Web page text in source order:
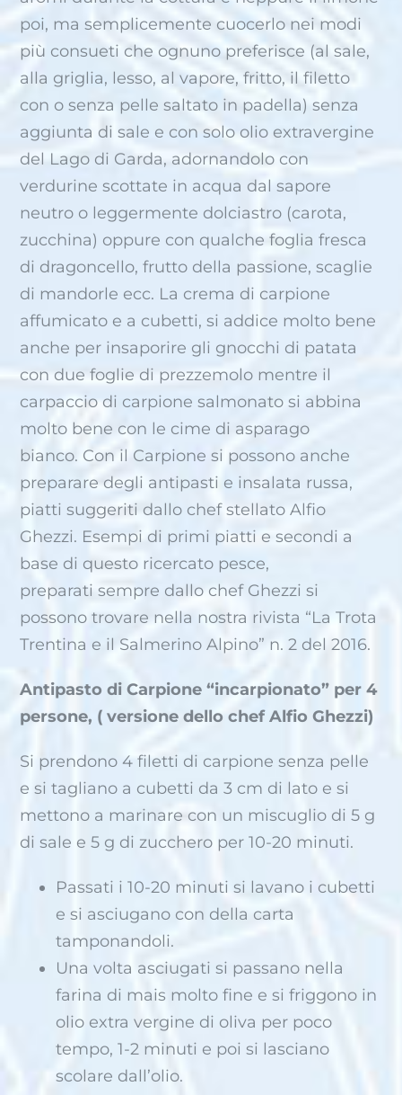
poi, ma semplicemente cuocerlo nei modi
più consueti che ognuno preferisce (al sale,
alla griglia, lesso, al vapore, fritto, il filetto
con o senza pelle saltato in padella) senza
aggiunta di sale e con solo olio extravergine
del Lago di Garda, adornandolo con
verdurine scottate in acqua dal sapore
neutro o leggermente dolciastro (carota,
zucchina) oppure con qualche foglia fresca
di dragoncello, frutto della passione, scaglie
di mandorle ecc. La crema di carpione
affumicato e a cubetti, si addice molto bene
anche per insaporire gli gnocchi di patata
con due foglie di prezzemolo mentre il
carpaccio di carpione salmonato si abbina
molto bene con le cime di asparago
bianco. Con il Carpione si possono anche
preparare degli antipasti e insalata russa,
piatti suggeriti dallo chef stellato Alfio
Ghezzi. Esempi di primi piatti e secondi a
base di questo ricercato pesce,
preparati sempre dallo chef Ghezzi si
possono trovare nella nostra rivista “La Trota
Trentina e il Salmerino Alpino” n. 2 del 2016.
Antipasto di Carpione “incarpionato” per 4
persone, ( versione dello chef Alfio Ghezzi)
Si prendono 4 filetti di carpione senza pelle
e si tagliano a cubetti da 3 cm di lato e si
mettono a marinare con un miscuglio di 5 g
di sale e 5 g di zucchero per 10-20 minuti.
Passati i 10-20 minuti si lavano i cubetti
e si asciugano con della carta
tamponandoli.
Una volta asciugati si passano nella
farina di mais molto fine e si friggono in
olio extra vergine di oliva per poco
tempo, 1-2 minuti e poi si lasciano
scolare dall’olio.